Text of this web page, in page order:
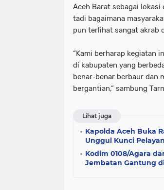
Aceh Barat sebagai
tadi bagaimana
pun terlihat sangat akrab
“Kami berharap kegiatan
di kabupaten yang
benar-benar berbaur dan
bergantian,” sambung
Lihat juga
Kapolda Aceh Buka
Unggul Kunci
Kodim 0108/Agara
Jembatan Gantung